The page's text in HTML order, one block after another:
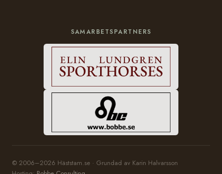
SAMARBETSPARTNERS
© 2006–2026 Häststam.se · Grundad av Karin Halvarsson